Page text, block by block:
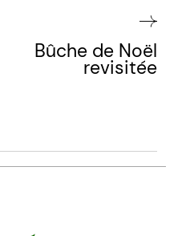
Bûche de Noël
revisitée